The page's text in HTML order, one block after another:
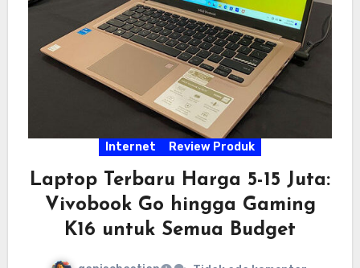
Internet Review Produk
Laptop Terbaru Harga 5-15 Juta:
Vivobook Go hingga Gaming
K16 untuk Semua Budget